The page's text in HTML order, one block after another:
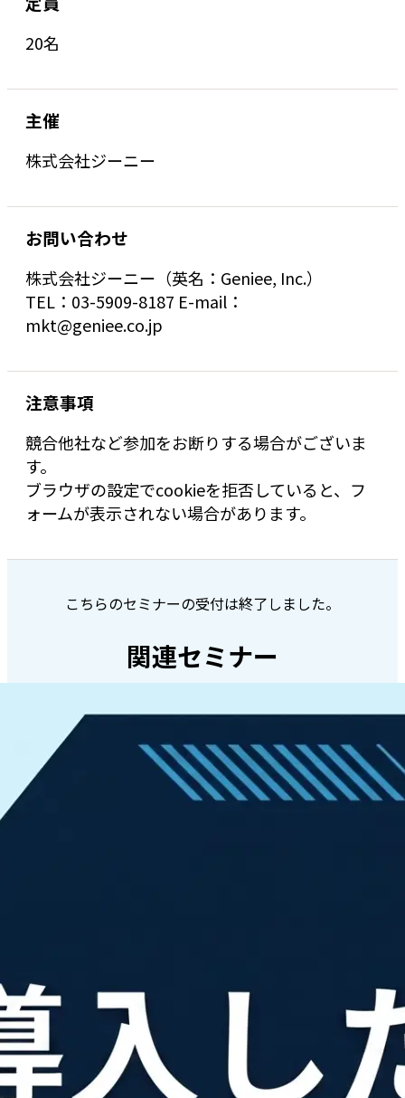
20名
主催
株式会社ジーニー
お問い合わせ
株式会社ジーニー（英名：Geniee, Inc.）
TEL：03-5909-8187 E-mail：
mkt@geniee.co.jp
注意事項
競合他社など参加をお断りする場合がございま
す。
ブラウザの設定でcookieを拒否していると、フ
ォームが表示されない場合があります。
こちらのセミナーの受付は終了しました。
関連セミナー